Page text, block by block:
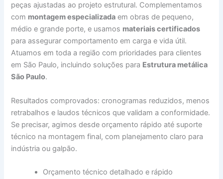
peças ajustadas ao projeto estrutural. Complementamos
com montagem especializada em obras de pequeno,
médio e grande porte, e usamos materiais certificados
para assegurar comportamento em carga e vida útil.
Atuamos em toda a região com prioridades para clientes
em São Paulo, incluindo soluções para Estrutura metálica
São Paulo.
Resultados comprovados: cronogramas reduzidos, menos
retrabalhos e laudos técnicos que validam a conformidade.
Se precisar, agimos desde orçamento rápido até suporte
técnico na montagem final, com planejamento claro para
indústria ou galpão.
Orçamento técnico detalhado e rápido